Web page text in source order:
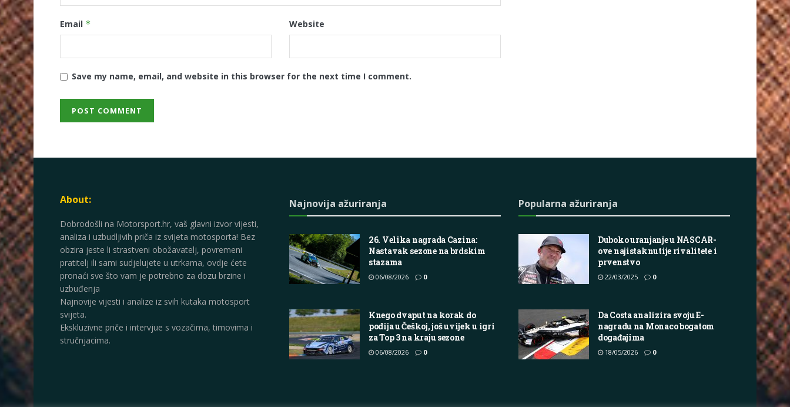
Email * Website
Save my name, email, and website in this browser for the next time I comment.
About:
Dobrodošli na Motorsport.hr, vaš glavni izvor vijesti,
analiza i uzbudljivih priča iz svijeta motosporta! Bez
obzira jeste li strastveni obožavatelj, povremeni
pratitelj ili sami sudjelujete u utrkama, ovdje ćete
pronaći sve što vam je potrebno za dozu brzine i
uzbuđenja
Najnovije vijesti i analize iz svih kutaka motosport
svijeta.
Ekskluzivne priče i intervjue s vozačima, timovima i
stručnjacima.
Najnovija ažuriranja
26. Velika nagrada Cazina:
Nastavak sezone na brdskim
stazama
06/08/2026 0
Knego dvaput na korak do
podija u Češkoj, još uvijek u igri
za Top 3 na kraju sezone
06/08/2026 0
Popularna ažuriranja
Duboko uranjanje u NASCAR-
ove najistaknutije rivalitete i
prvenstvo
22/03/2025 0
Da Costa analizira svoju E-
nagradu na Monaco bogatom
događajima
18/05/2026 0